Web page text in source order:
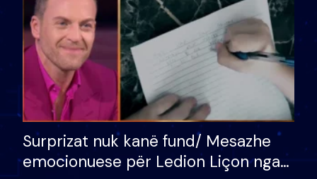
Surprizat nuk kanë fund/ Mesazhe
emocionuese për Ledion Liçon nga